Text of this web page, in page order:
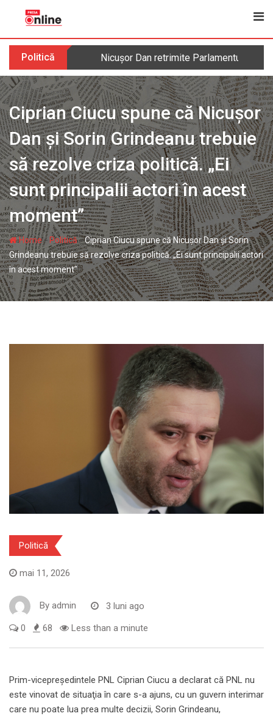
content
Politică Nicușor Dan retrimite Parlamentului
Ciprian Ciucu spune că Nicuşor
Dan şi Sorin Grindeanu trebuie
să rezolve criza politică. „Ei
sunt principalii actori în acest
moment”
Home- Politică-Ciprian Ciucu spune că Nicuşor Dan şi Sorin
Grindeanu trebuie să rezolve criza politică. „Ei sunt principalii actori
în acest moment”
Politică
mai 11, 2026
By admin 3 luni ago
0 68 Less than a minute
Prim-vicepreşedintele PNL Ciprian Ciucu a declarat că PNL nu
este vinovat de situaţia în care s-a ajuns, cu un guvern interimar
care nu poate lua prea multe decizii, Sorin Grindeanu,